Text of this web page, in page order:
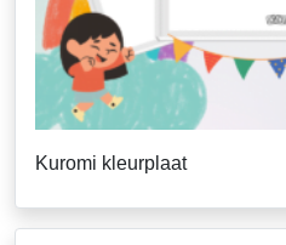
Kuromi kleurplaat